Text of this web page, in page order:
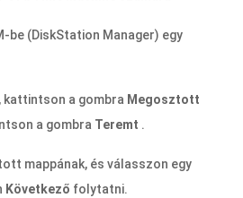
be (DiskStation Manager) egy
, kattintson a gombra Megosztott
a gombra Teremt .
mappának, és válasszon egy
Következő folytatni.